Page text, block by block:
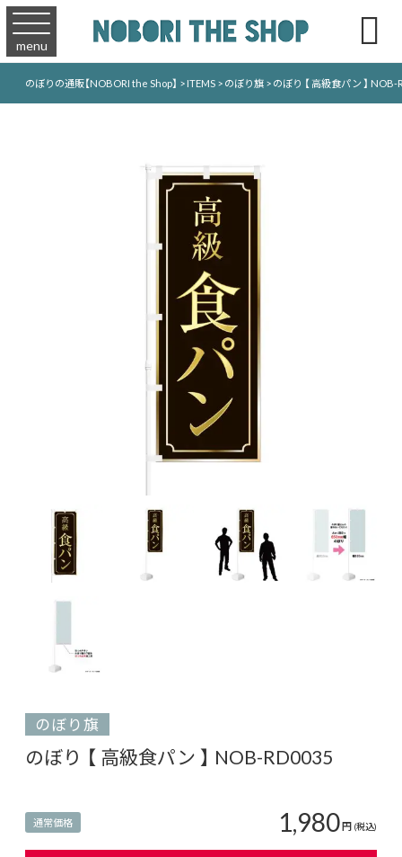
menu 
のぼりの通販【NOBORI the Shop】 >ITEMS>のぼり旗>のぼり 【 高級食パン 】 NOB-
のぼり旗
のぼり 【 高級食パン 】 NOB-RD0035
通常価格 1,980円 (税込)